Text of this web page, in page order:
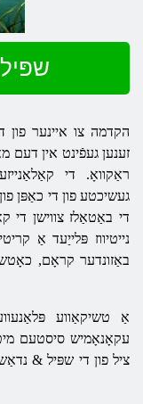
הקדמה צו איינער פון
זענען געפֿינט אין
ראַקוואָ. די
געשיכטע פון ​​די כאַפּן
די באַטאַלז צווישן די
נייטיווז פּלייַעד אַ
באַזונדער קראָם,
עקאָנאָמיש סיסטעם
ציל פון די שפּיל &